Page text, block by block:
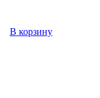
В корзину